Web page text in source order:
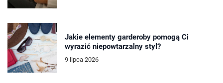
Jakie elementy garderoby pomogą Ci
wyrazić niepowtarzalny styl?
9 lipca 2026